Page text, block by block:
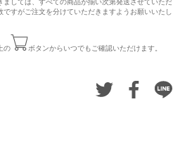
ましては、すべての商品が揃い次第発送させていただ
すがご注文を分けていただきますようお願いいたし
の ボタンからいつでもご確認いただけます。